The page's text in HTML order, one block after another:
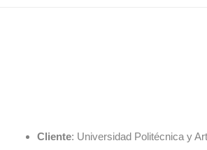
Cliente: Universidad Politécnica y